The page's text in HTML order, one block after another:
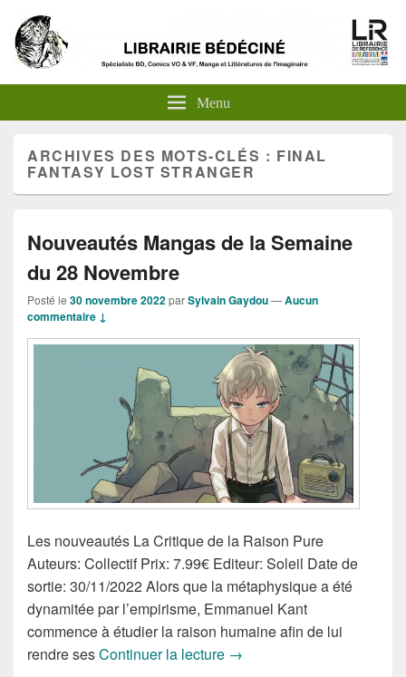
Menu
ARCHIVES DES MOTS-CLÉS : FINAL
FANTASY LOST STRANGER
Nouveautés Mangas de la Semaine
du 28 Novembre
Posté le 30 novembre 2022parSylvain Gaydou—Aucun
commentaire ↓
Les nouveautés La Critique de la Raison Pure
Auteurs: Collectif Prix: 7.99€ Editeur: Soleil Date de
sortie: 30/11/2022 Alors que la métaphysique a été
dynamitée par l’empirisme, Emmanuel Kant
commence à étudier la raison humaine afin de lui
rendre sesContinuer la lecture Nouveautés Mangas de la
→